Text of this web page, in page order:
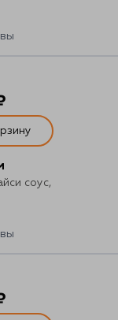
соус,